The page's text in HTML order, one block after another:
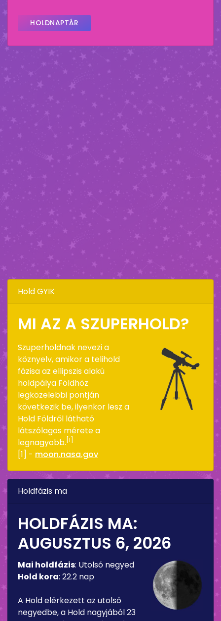
HOLDNAPTÁR
Hold GYIK
MI AZ A SZUPERHOLD?
Szuperholdnak nevezi a
köznyelv, amikor a telihold
fázisa az ellipszis alakú
holdpálya Földhöz
legközelebbi pontján
következik be, ilyenkor lesz a
Hold Földről látható
látszólagos mérete a
legnagyobb. [1]
[1] - moon.nasa.gov
Holdfázis ma
HOLDFÁZIS MA:
AUGUSZTUS 6, 2026
Mai holdfázis: Utolsó negyed
Hold kora: 22.2 nap
A Hold elérkezett az utolsó
negyedbe, a Hold nagyjából 23